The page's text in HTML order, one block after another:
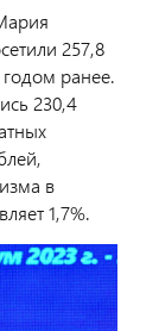
257,8
ранее.
230,4
в
1,7%.